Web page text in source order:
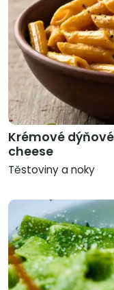
Krémové
cheese
Těstoviny a noky